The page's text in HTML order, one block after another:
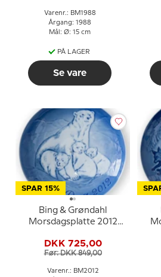
Varenr.: BM1988
Årgang: 1988
Mål: Ø: 15 cm
PÅ LAGER
Se vare
SPAR 15%
Bing & Grøndahl
Morsdagsplatte 2012
DKK 725,00
Før: DKK 849,00
Varenr.: BM2012